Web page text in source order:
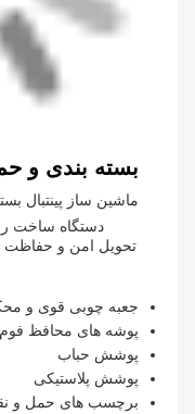
بسته بندی و
ماشین ساز پینتبال
دستگاه ساخت
تحویل امن و حفاظت
جعبه چوبی قوی و
پوشه های محافظ فوم
پوشش حباب
پوشش پلاستیکی
برچسب های حمل و